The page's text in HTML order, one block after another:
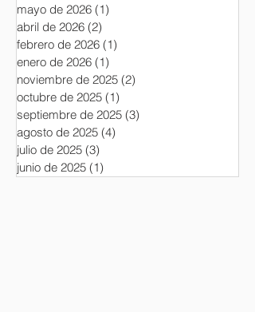
mayo de 2026 (1)
abril de 2026 (2)
febrero de 2026 (1)
enero de 2026 (1)
noviembre de 2025 (2)
octubre de 2025 (1)
septiembre de 2025 (3)
agosto de 2025 (4)
julio de 2025 (3)
junio de 2025 (1)